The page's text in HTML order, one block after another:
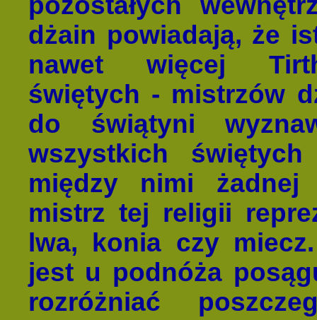
dżain powiadają, że
nawet więcej
świętych - mistrzów
do świątyni
wszystkich
między nimi żadnej
mistrz tej religii
lwa, konia czy
jest u podnóża
rozróżniać